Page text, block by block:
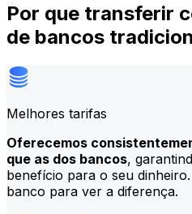
Por que transferir
de bancos
Melhores tarifas
Oferecemos
que as dos bancos,
benefício para o seu
banco para ver a diferença.